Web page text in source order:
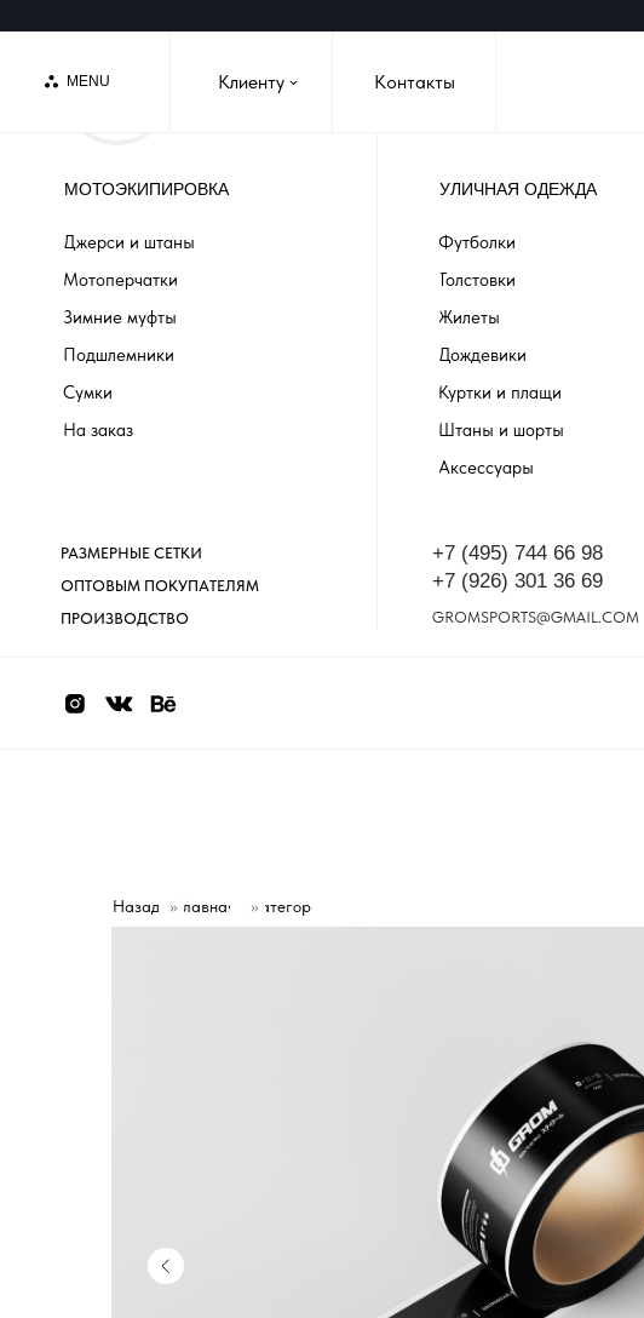
MENU Клиенту Контакты
›
МОТОЭКИПИРОВКА УЛИЧНАЯ ОДЕЖДА
ОПТОВЫМ ПОКУПАТЕЛЯМ
ПРОИЗВОДСТВО
+7 (926) 301 36 69
GROMSPORTS@GMAIL.COM
Джерси и штаны
Мотоперчатки
Зимние муфты
Подшлемники
Сумки
На заказ
Футболки
Толстовки
Жилеты
Дождевики
Куртки и плащи
Штаны и шорты
Аксессуары
+7 (495) 744 66 98
РАЗМЕРНЫЕ СЕТКИ
Назад » Главная »
Категории